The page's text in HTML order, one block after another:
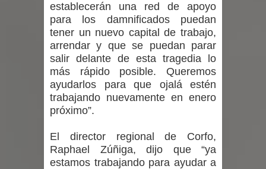
con nuevas pantallas interactivas del
Colegio El Boldo
Municipalidad de Curicó inició
proceso de vacunación escolar
Se activa Código Azul en Talca ante
las bajas temperaturas
GORE Maule figura tercero a nivel
establecerán una red de apoyo
para los damnificados puedan
tener un nuevo capital de trabajo,
arrendar y que se puedan parar
salir delante de esta tragedia lo
más rápido posible. Queremos
ayudarlos para que ojalá estén
trabajando nuevamente en enero
próximo”.
El director regional de Corfo,
Raphael Zúñiga, dijo que “ya
estamos trabajando para ayudar a